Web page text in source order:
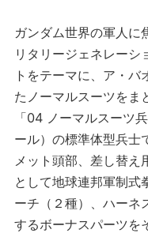
ガンダム世界の軍人に
リタリージェネレーシ
トをテーマに、ア・
たノーマルスーツをま
「04 ノーマルスーツ
ール）の標準体型兵
メット頭部、差し替え
として地球連邦軍制式
ーチ（２種）、ハー
するボーナスパーツを